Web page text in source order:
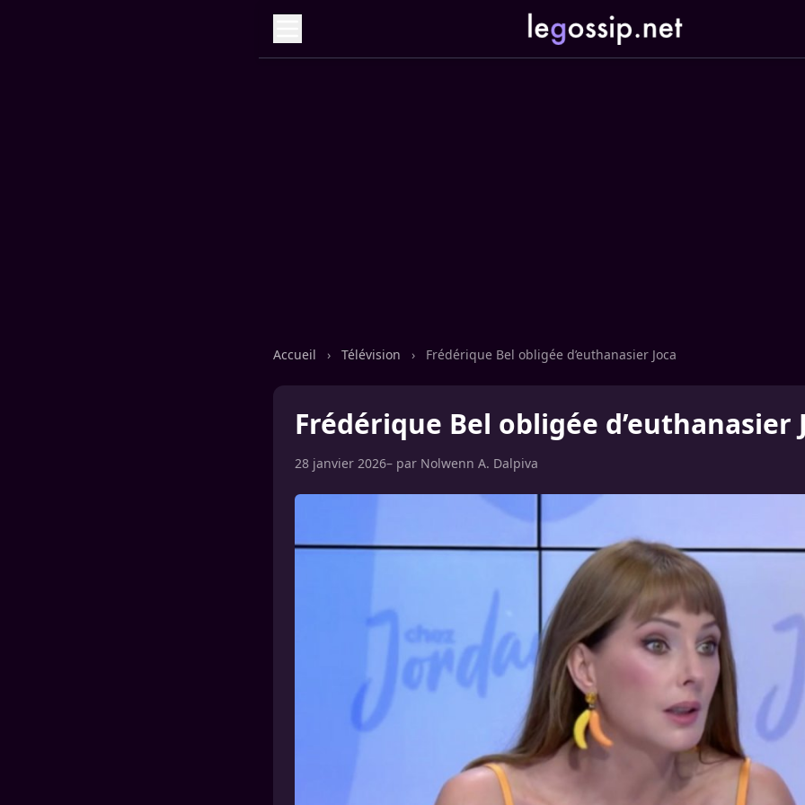
Accueil › Télévision › Frédérique Bel obligée d’euthanasier Joca
Frédérique Bel obligée d’euthanasier
28 janvier 2026– par Nolwenn A. Dalpiva